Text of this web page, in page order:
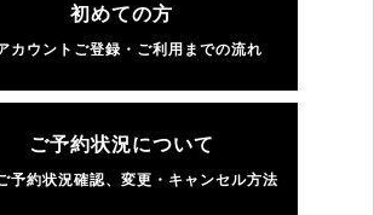
初めての方
ウントご登録・ご利用までの流れ
ご予約状況について
約状況確認、変更・キャンセル方法